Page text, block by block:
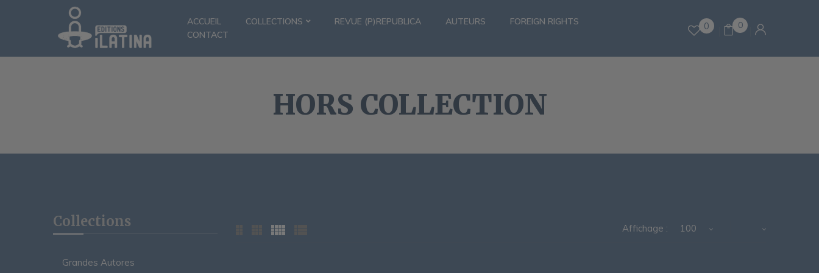
ACCUEIL COLLECTIONS REVUE (P)REPUBLICA AUTEURS
FOREIGN RIGHTS
CONTACT
0 0
HORS COLLECTION
Collections
Grandes Autores
Affichage : 100